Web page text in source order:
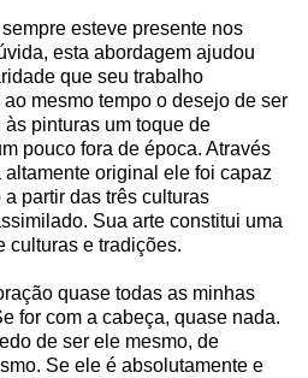
esteve presente nos
esta abordagem ajudou
que seu trabalho
mesmo tempo o desejo de ser
pinturas um toque de
pouco fora de época. Através
original ele foi capaz
partir das três culturas
Sua arte constitui uma
culturas e tradições.
quase todas as minhas
for com a cabeça, quase nada.
de ser ele mesmo, de
Se ele é absolutamente e